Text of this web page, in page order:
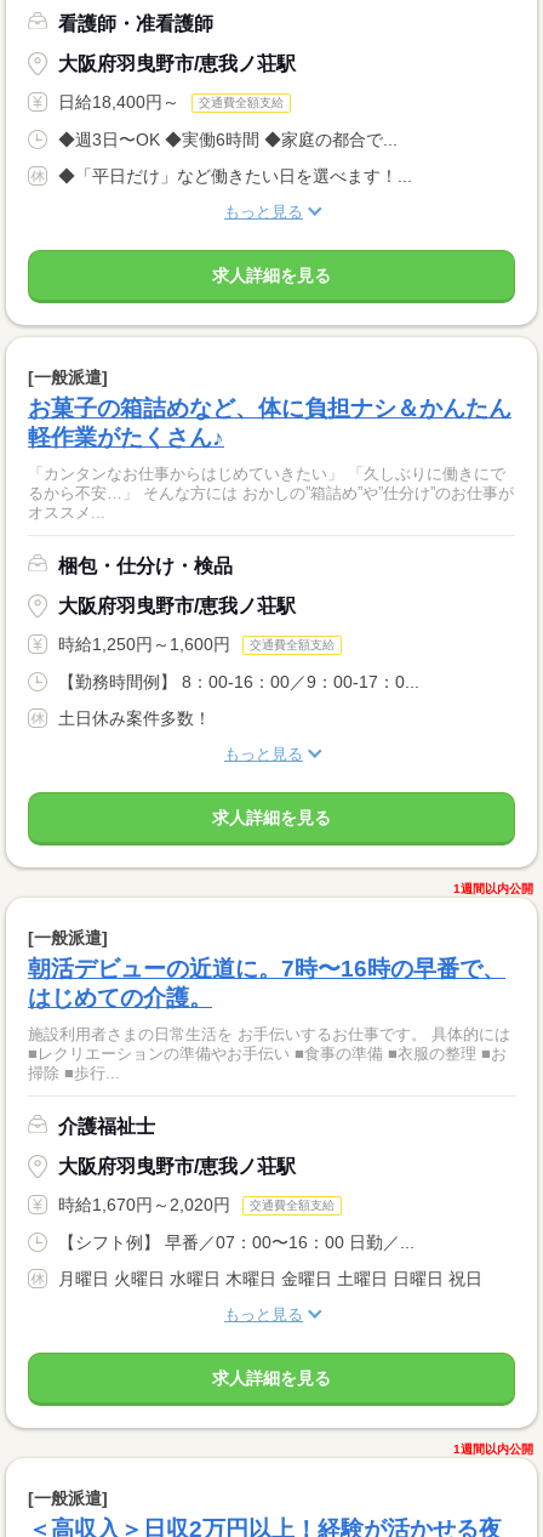
看護師・准看護師
大阪府羽曳野市/恵我ノ荘駅
日給18,400円～ 交通費全額支給
◆週3日〜OK ◆実働6時間 ◆家庭の都合で...
◆「平日だけ」など働きたい日を選べます！...
もっと見る
求人詳細を見る
[一般派遣]
お菓子の箱詰めなど、体に負担ナシ＆かんたん
軽作業がたくさん♪
「カンタンなお仕事からはじめていきたい」 「久しぶりに働きにで
るから不安…」 そんな方には おかしの”箱詰め”や”仕分け”のお仕事が
オススメ...
梱包・仕分け・検品
大阪府羽曳野市/恵我ノ荘駅
時給1,250円～1,600円 交通費全額支給
【勤務時間例】 8：00-16：00／9：00-17：0...
土日休み案件多数！
もっと見る
求人詳細を見る
1週間以内公開
[一般派遣]
朝活デビューの近道に。7時〜16時の早番で、
はじめての介護。
施設利用者さまの日常生活を お手伝いするお仕事です。 具体的には
■レクリエーションの準備やお手伝い ■食事の準備 ■衣服の整理 ■お
掃除 ■歩行...
介護福祉士
大阪府羽曳野市/恵我ノ荘駅
時給1,670円～2,020円 交通費全額支給
【シフト例】 早番／07：00〜16：00 日勤／...
月曜日 火曜日 水曜日 木曜日 金曜日 土曜日 日曜日 祝日
もっと見る
求人詳細を見る
1週間以内公開
[一般派遣]
＜高収入＞日収2万円以上！経験が活かせる夜